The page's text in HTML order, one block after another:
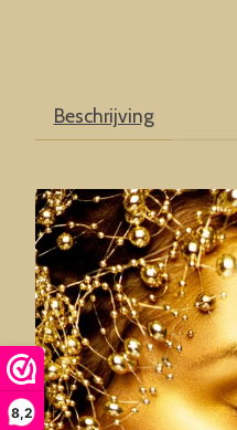
8,2
Beschrijving